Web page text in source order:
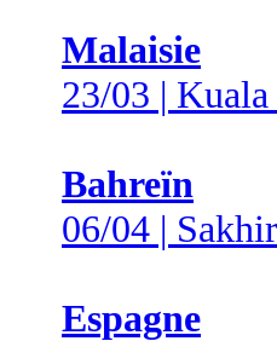
Malaisie
23/03 |
Bahreïn
06/04 | Sakhir
Espagne